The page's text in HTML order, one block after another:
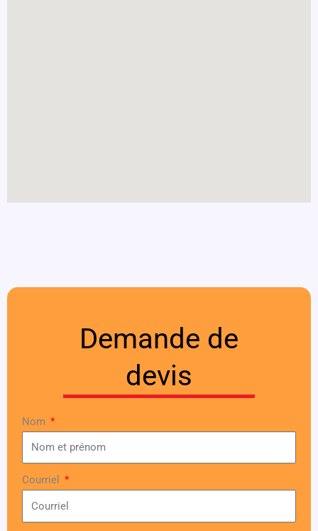
Demande de
devis
Nom
Courriel